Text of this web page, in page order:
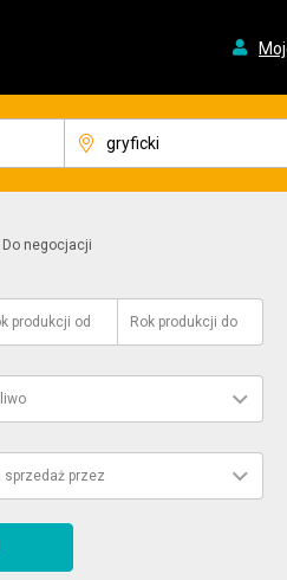
Do negocjacji
produkcji od Rok produkcji do
sprzedaż przez